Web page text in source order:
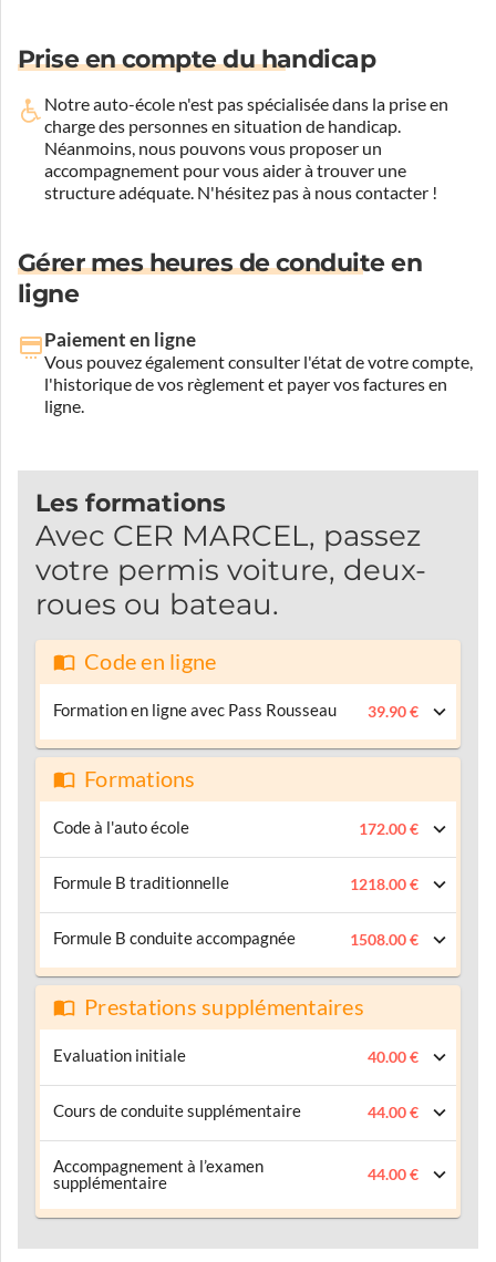
Prise en compte du handicap
Notre auto-école n'est pas spécialisée dans la prise en
charge des personnes en situation de handicap.
Néanmoins, nous pouvons vous proposer un
accompagnement pour vous aider à trouver une
structure adéquate. N'hésitez pas à nous contacter !
Gérer mes heures de conduite en
ligne
Paiement en ligne
Vous pouvez également consulter l'état de votre compte,
l'historique de vos règlement et payer vos factures en
ligne.
Les formations
Avec CER MARCEL, passez
votre permis voiture, deux-
roues ou bateau.
Code en ligne
Formation en ligne avec Pass Rousseau 39.90 €
Formations
Code à l'auto école 172.00 €
Formule B traditionnelle 1218.00 €
Formule B conduite accompagnée 1508.00 €
Prestations supplémentaires
Evaluation initiale 40.00 €
Cours de conduite supplémentaire 44.00 €
Accompagnement à l’examen
supplémentaire
44.00 €